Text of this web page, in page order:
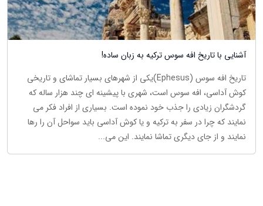
آشنایی با تاریخ افه سوس ترکیه به زبان ساده!
تاریخ افه سوس (Ephesus)یکی از شهرهای بسیار تماشای و تاریخی
کوش آداسی، افه سوس است، شهری با پیشینه ای چند هزار ساله که
گردشگران زیادی را جذب خود نموده است. بسیاری از افراد فکر می
نمایند که چرا در سفر به ترکیه و یا کوش آداسی باید سواحل آن را رها
نمایند و از جای دیگری تماشا نمایند. این می...